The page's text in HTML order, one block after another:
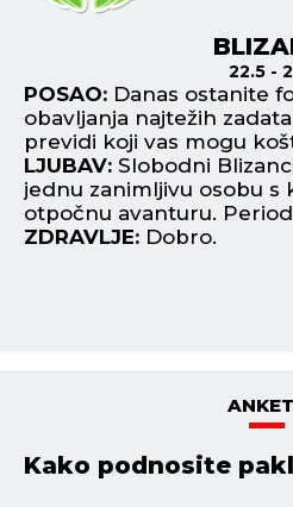
22.5 -
POSAO: Danas ostanite
obavljanja najtežih
previdi koji vas mogu
LJUBAV: Slobodni
jednu zanimljivu osobu s
otpočnu avanturu.
ZDRAVLJE: Dobro.
Kako podnosite